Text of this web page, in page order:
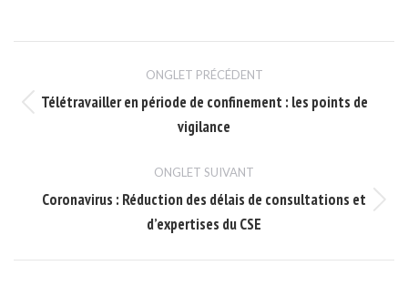
de
commentaire
ONGLET PRÉCÉDENT
Onglet
précédent
Télétravailler en période de confinement : les points de
vigilance
ONGLET SUIVANT
Onglet
suivant
Coronavirus : Réduction des délais de consultations et
d’expertises du CSE